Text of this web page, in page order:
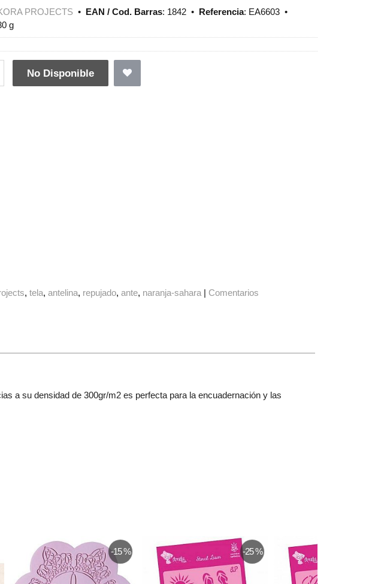
PROJECTS • EAN / Cod. Barras: 1842 • Referencia: EA6603 •
g
No Disponible
tela antelina repujado ante naranja-sahara | Comentarios
a su densidad de 300gr/m2 es perfecta para la encuadernación y las
-15 % -25 %